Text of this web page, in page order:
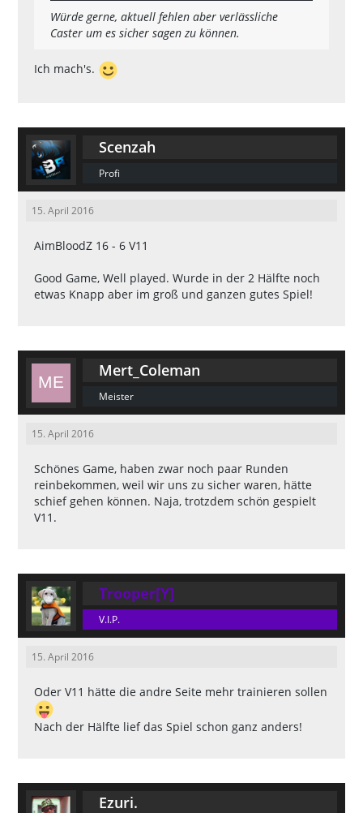
Würde gerne, aktuell fehlen aber verlässliche
Caster um es sicher sagen zu können.
Ich mach's.
Scenzah
Profi
15. April 2016
AimBloodZ 16 - 6 V11
Good Game, Well played. Wurde in der 2 Hälfte noch
etwas Knapp aber im groß und ganzen gutes Spiel!
Mert_Coleman
Meister
15. April 2016
Schönes Game, haben zwar noch paar Runden
reinbekommen, weil wir uns zu sicher waren, hätte
schief gehen können. Naja, trotzdem schön gespielt
V11.
Trooper[Y]
V.I.P.
15. April 2016
Oder V11 hätte die andre Seite mehr trainieren sollen
Nach der Hälfte lief das Spiel schon ganz anders!
Ezuri.